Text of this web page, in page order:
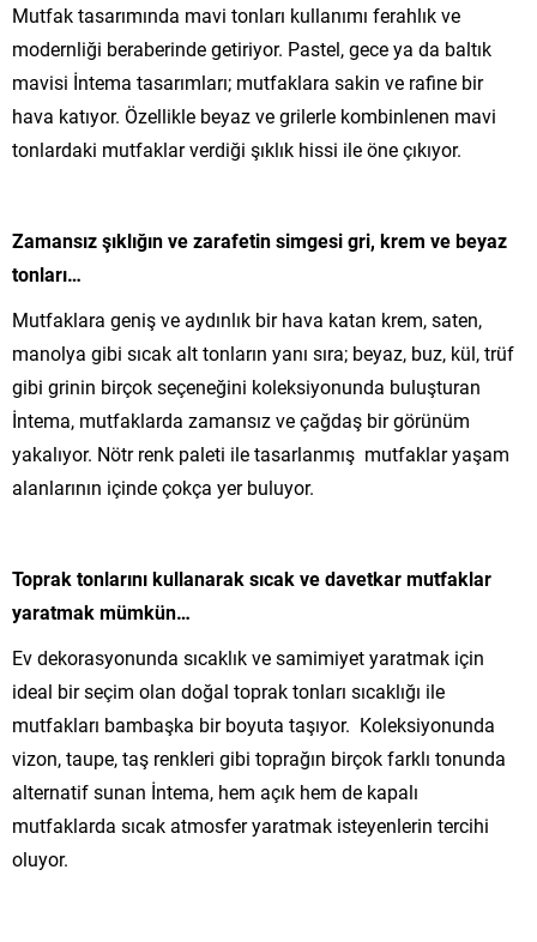
Mutfak tasarımında mavi tonları kullanımı ferahlık ve
modernliği beraberinde getiriyor. Pastel, gece ya da baltık
mavisi İntema tasarımları; mutfaklara sakin ve rafine bir
hava katıyor. Özellikle beyaz ve grilerle kombinlenen mavi
tonlardaki mutfaklar verdiği şıklık hissi ile öne çıkıyor.
Zamansız şıklığın ve zarafetin simgesi gri, krem ve beyaz
tonları…
Mutfaklara geniş ve aydınlık bir hava katan krem, saten,
manolya gibi sıcak alt tonların yanı sıra; beyaz, buz, kül, trüf
gibi grinin birçok seçeneğini koleksiyonunda buluşturan
İntema, mutfaklarda zamansız ve çağdaş bir görünüm
yakalıyor. Nötr renk paleti ile tasarlanmış mutfaklar yaşam
alanlarının içinde çokça yer buluyor.
Toprak tonlarını kullanarak sıcak ve davetkar mutfaklar
yaratmak mümkün…
Ev dekorasyonunda sıcaklık ve samimiyet yaratmak için
ideal bir seçim olan doğal toprak tonları sıcaklığı ile
mutfakları bambaşka bir boyuta taşıyor. Koleksiyonunda
vizon, taupe, taş renkleri gibi toprağın birçok farklı tonunda
alternatif sunan İntema, hem açık hem de kapalı
mutfaklarda sıcak atmosfer yaratmak isteyenlerin tercihi
oluyor.